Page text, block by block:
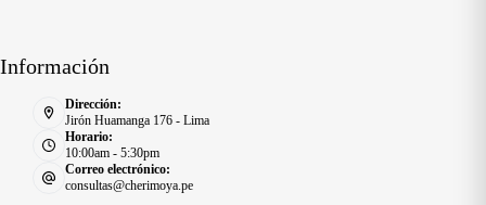
Información
Dirección:
Jirón Huamanga 176 - Lima
Horario:
10:00am - 5:30pm
Correo electrónico:
consultas@cherimoya.pe